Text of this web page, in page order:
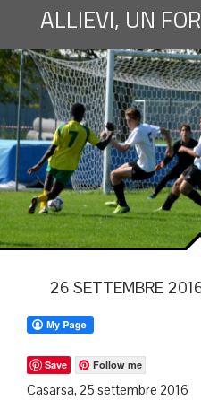
ALLIEVI, UN
26 SETTEMBRE
Save Follow me
Casarsa, 25 settembre 2016